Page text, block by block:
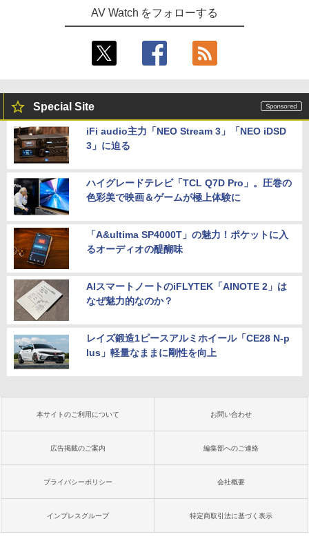
AV Watch をフォローする
Special Site
iFi audio主力「NEO Stream 3」「NEO iDSD
3」に迫る
ハイグレードテレビ「TCL Q7D Pro」。圧巻の
色彩美で映画＆ゲームが極上体験に
「A&ultima SP4000T」の魅力！ポケットに入
るオーディオの醍醐味
AIスマートノートのiFLYTEK「AINOTE 2」は
なぜ魅力的なのか？
レイズ鍛造1ピースアルミホイール「CE28 N-p
lus」軽量なままに剛性を向上
本サイトのご利用について お問い合わせ
広告掲載のご案内 編集部へのご連絡
プライバシーポリシー 会社概要
インプレスグループ 特定商取引法に基づく表示